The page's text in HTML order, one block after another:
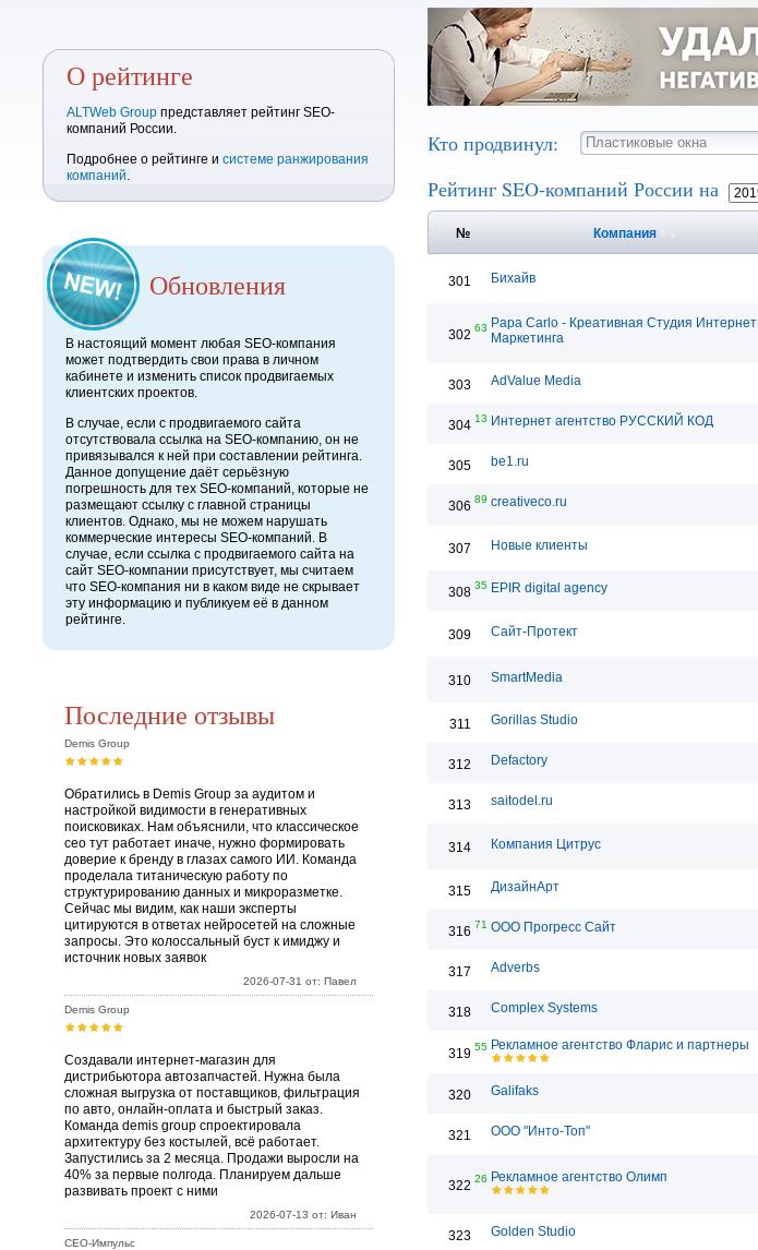
О рейтинге
ALTWeb Group представляет рейтинг SEO-
компаний России.
Подробнее о рейтинге и системе ранжирования
компаний.
Обновления
В настоящий момент любая SEO-компания
может подтвердить свои права в личном
кабинете и изменить список продвигаемых
клиентских проектов.
В случае, если с продвигаемого сайта
отсутствовала ссылка на SEO-компанию, он не
привязывался к ней при составлении рейтинга.
Данное допущение даёт серьёзную
погрешность для тех SEO-компаний, которые не
размещают ссылку с главной страницы
клиентов. Однако, мы не можем нарушать
коммерческие интересы SEO-компаний. В
случае, если ссылка с продвигаемого сайта на
сайт SEO-компании присутствует, мы считаем
что SEO-компания ни в каком виде не скрывает
эту информацию и публикуем её в данном
рейтинге.
Последние отзывы
Demis Group
Обратились в Demis Group за аудитом и
настройкой видимости в генеративных
поисковиках. Нам объяснили, что классическое
сео тут работает иначе, нужно формировать
доверие к бренду в глазах самого ИИ. Команда
проделала титаническую работу по
структурированию данных и микроразметке.
Сейчас мы видим, как наши эксперты
цитируются в ответах нейросетей на сложные
запросы. Это колоссальный буст к имиджу и
источник новых заявок
2026-07-31 от: Павел
Demis Group
Создавали интернет-магазин для
дистрибьютора автозапчастей. Нужна была
сложная выгрузка от поставщиков, фильтрация
по авто, онлайн-оплата и быстрый заказ.
Команда demis group спроектировала
архитектуру без костылей, всё работает.
Запустились за 2 месяца. Продажи выросли на
40% за первые полгода. Планируем дальше
развивать проект с ними
2026-07-13 от: Иван
СЕО-Импульс
Кто продвинул:
Рейтинг SEO-компаний России на
№ Компания
301 Бихайв
302 63 Papa Carlo - Креативная Студия Интернет
Маркетинга
303 AdValue Media
304 13 Интернет агентство РУССКИЙ КОД
305 be1.ru
306 89 creativeco.ru
307 Новые клиенты
308 35 EPIR digital agency
309 Сайт-Протект
310 SmartMedia
311 Gorillas Studio
312 Defactory
313 saitodel.ru
314 Компания Цитрус
315 ДизайнАрт
316 71 ООО Прогресс Сайт
317 Adverbs
318 Complex Systems
319 55 Рекламное агентство Фларис и партнеры
320 Galifaks
321 ООО "Инто-Топ"
322 26 Рекламное агентство Олимп
323 Golden Studio